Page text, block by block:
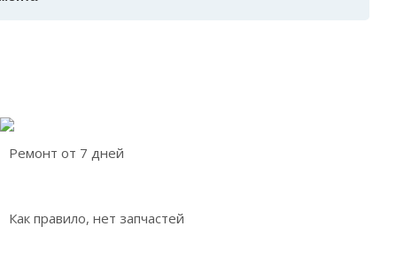
Ремонт от 7 дней
Как правило, нет запчастей